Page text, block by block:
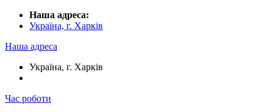
Наша адреса:
Україна, г. Харків
Наша адреса
Україна, г. Харків
Час роботи